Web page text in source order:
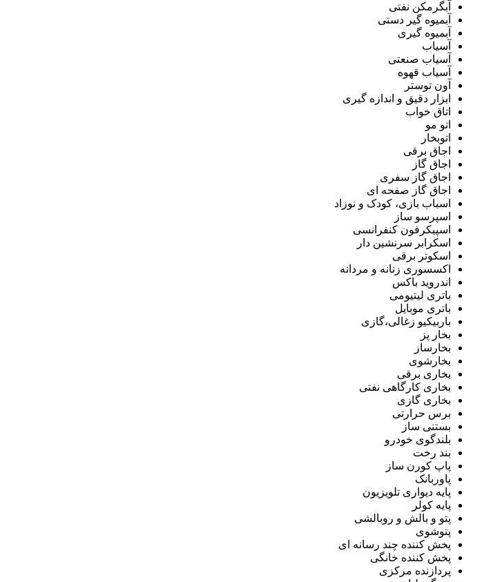
آبگرمکن نفتی
آبمیوه گیر دستی
آبمیوه گیری
آسیاب
آسیاب صنعتی
آسیاب قهوه
آون توستر
ابزار دقیق و اندازه گیری
اتاق خواب
اتو مو
اتوبخار
اجاق برقی
اجاق گاز
اجاق گاز سفری
اجاق گاز صفحه ای
اسباب بازی، کودک و نوزاد
اسپرسو ساز
اسپیکرفون کنفرانسی
اسکرابر سرنشین دار
اسکوتر برقی
اکسسوری زنانه و مردانه
اندروید باکس
باتری لیتیومی
باتری موبایل
باربیکیو زغالی،گازی
بخار پز
بخارساز
بخارشوی
بخاری برقی
بخاری کارگاهی نفتی
بخاری گازی
برس حرارتی
بستنی ساز
بلندگوی خودرو
بند رخت
پاپ کورن ساز
پاوربانک
پایه دیواری تلویزیون
پایه کولر
پتو و بالش و روبالشی
پتوشوی
پخش کننده چند رسانه ای
پخش کننده خانگی
پردازنده مرکزی